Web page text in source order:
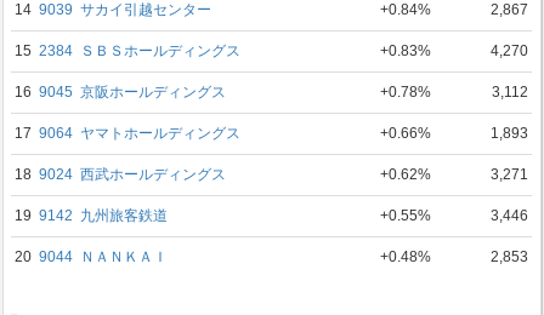
14 9039 サカイ引越センター +0.84% 2,867
15 2384 ＳＢＳホールディングス +0.83% 4,270
16 9045 京阪ホールディングス +0.78% 3,112
17 9064 ヤマトホールディングス +0.66% 1,893
18 9024 西武ホールディングス +0.62% 3,271
19 9142 九州旅客鉄道 +0.55% 3,446
20 9044 ＮＡＮＫＡＩ +0.48% 2,853